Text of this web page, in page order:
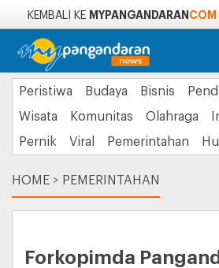
KEMBALI KE MYPANGANDARAN COM
Peristiwa Budaya Bisnis
Wisata
Komunitas Olahraga
Pernik
Viral Pemerintahan
HOME > PEMERINTAHAN
Forkopimda